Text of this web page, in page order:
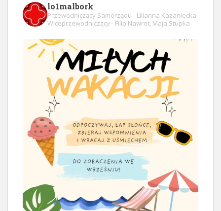
lo1malbork
Przewodniczący Samorządu - Lilianna Kazaniecka
Wiceprzewodniczący - Filip Nawrot, Maja Stupka